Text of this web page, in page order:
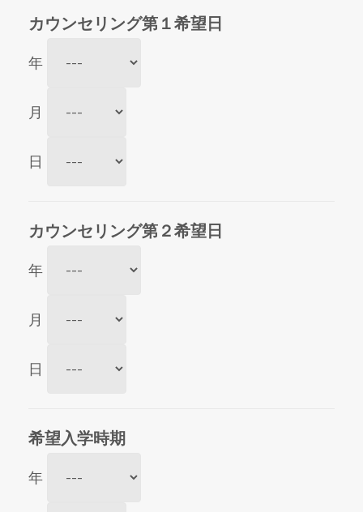
カウンセリング第１希望日
年
月
日
カウンセリング第２希望日
年
月
日
希望入学時期
年